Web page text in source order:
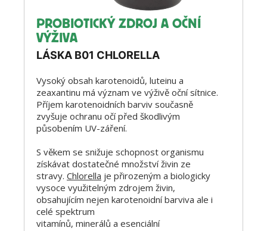
PROBIOTICKÝ ZDROJ A OČNÍ
VÝŽIVA
LÁSKA B01 CHLORELLA
Vysoký obsah karotenoidů, luteinu a
zeaxantinu má význam ve výživě oční sítnice.
Příjem karotenoidních barviv současně
zvyšuje ochranu očí před škodlivým
působením UV-záření.
S věkem se snižuje schopnost organismu
získávat dostatečné množství živin ze
stravy. Chlorella je přirozeným a biologicky
vysoce využitelným zdrojem živin,
obsahujícím nejen karotenoidní barviva ale i
celé spektrum
vitamínů, minerálů a esenciální